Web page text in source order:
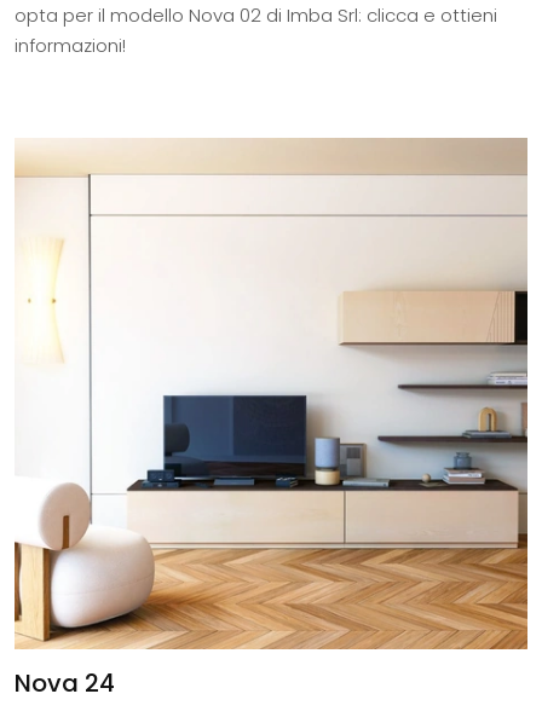
opta per il modello Nova 02 di Imba Srl: clicca e ottieni
informazioni!
Nova 24